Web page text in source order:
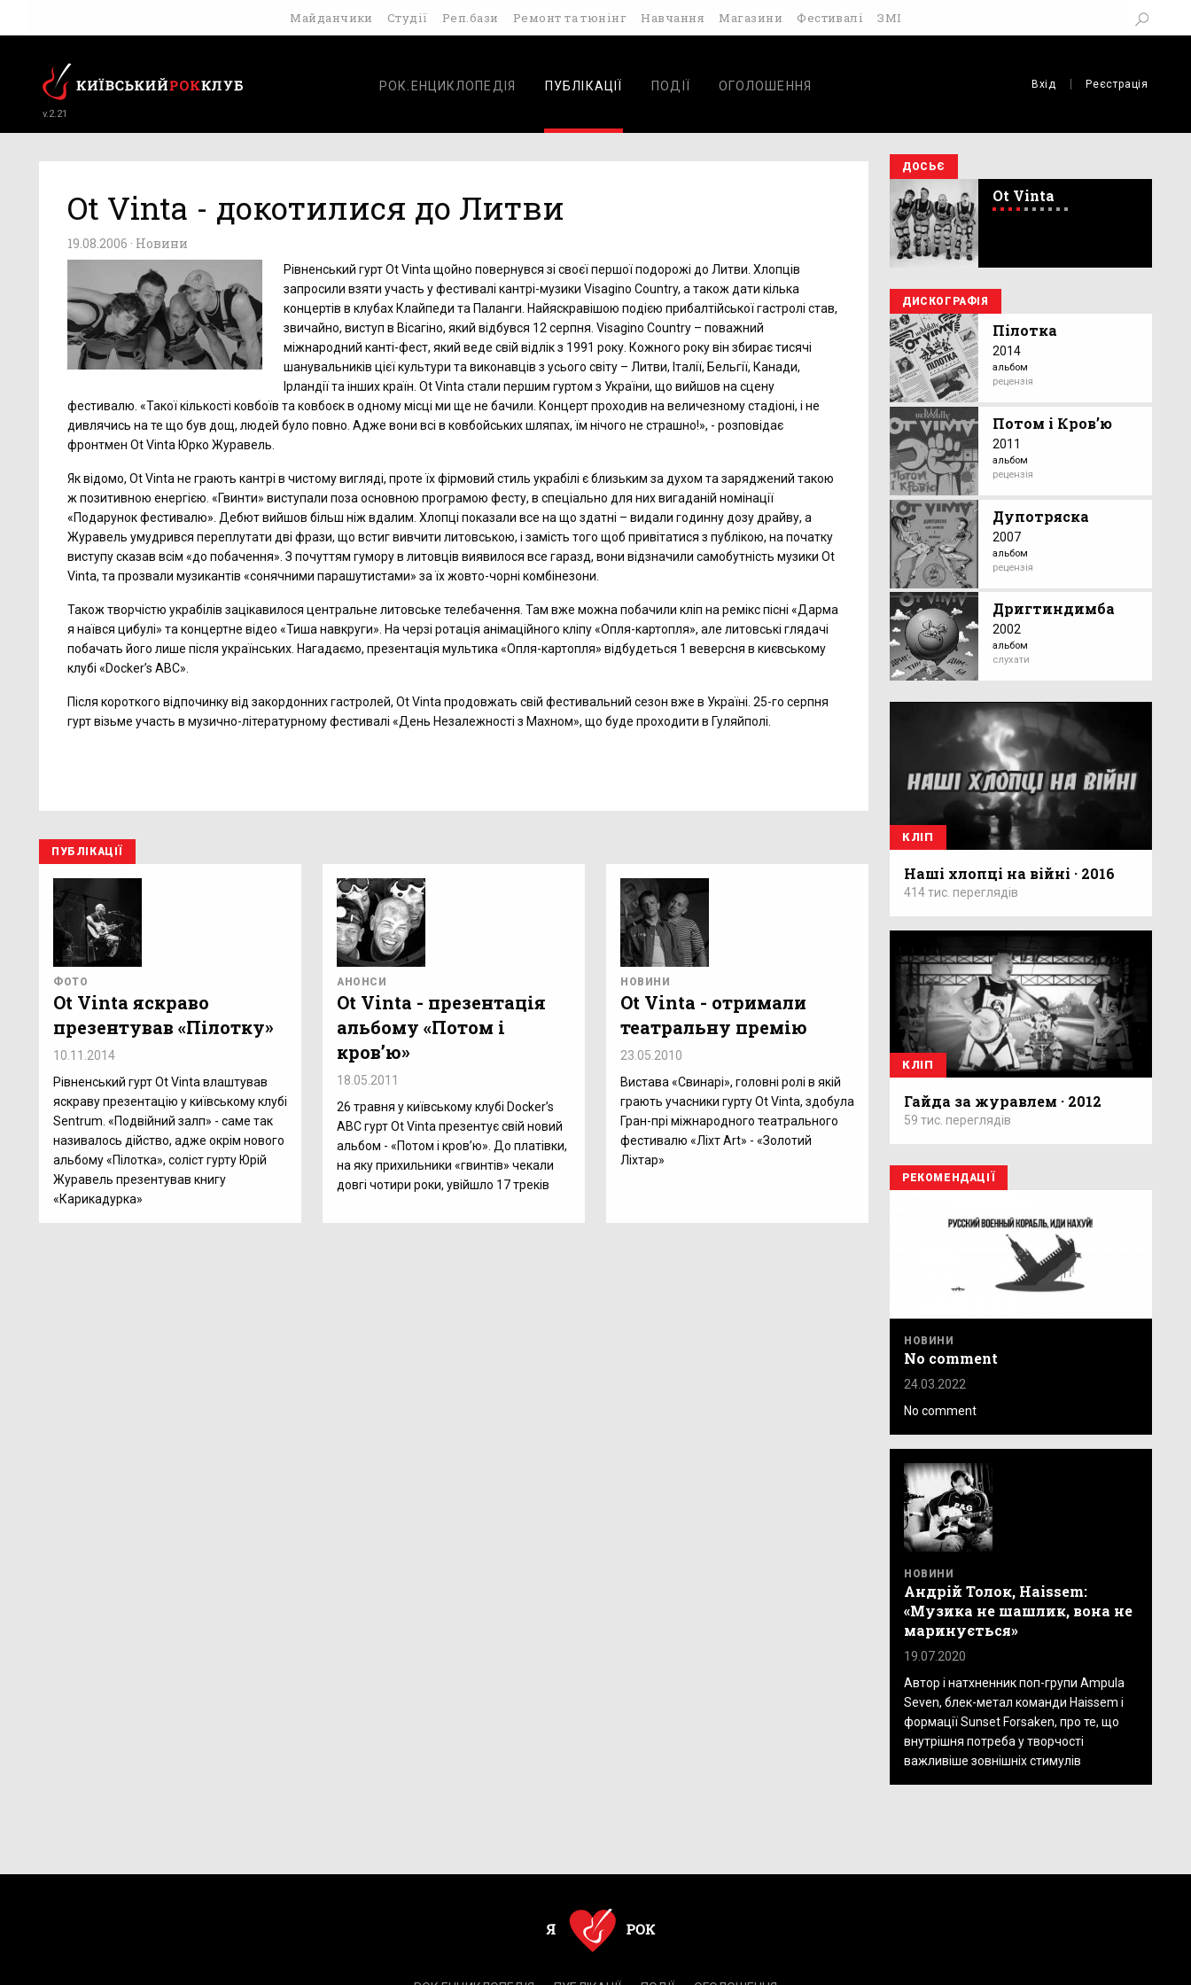
Майданчики Студії Реп.бази Ремонт та тюнінг Навчання Магазини Фестивалі ЗМІ
v.2.21
РОК.ЕНЦИКЛОПЕДІЯ ПУБЛІКАЦІЇ ПОДІЇ ОГОЛОШЕННЯ Вхід Реєстрація
Ot Vinta - докотилися до Литви
19.08.2006 · Новини
Рівненський гурт Ot Vinta щойно повернувся зі своєї першої подорожі до Литви. Хлопців
запросили взяти участь у фестивалі кантрі-музики Visagino Country, а також дати кілька
концертів в клубах Клайпеди та Паланги. Найяскравішою подією прибалтійської гастролі став,
звичайно, виступ в Вісагіно, який відбувся 12 серпня. Visagino Country – поважний
міжнародний канті-фест, який веде свій відлік з 1991 року. Кожного року він збирає тисячі
шанувальників цієї культури та виконавців з усього світу – Литви, Італії, Бельгії, Канади,
Ірландії та інших країн. Ot Vinta стали першим гуртом з України, що вийшов на сцену
фестивалю. «Такої кількості ковбоїв та ковбоєк в одному місці ми ще не бачили. Концерт проходив на величезному стадіоні, і не
дивлячись на те що був дощ, людей було повно. Адже вони всі в ковбойських шляпах, їм нічого не страшно!», - розповідає
фронтмен Ot Vinta Юрко Журавель.
Як відомо, Ot Vinta не грають кантрі в чистому вигляді, проте їх фірмовий стиль украбілі є близьким за духом та заряджений такою
ж позитивною енергією. «Гвинти» виступали поза основною програмою фесту, в спеціально для них вигаданій номінації
«Подарунок фестивалю». Дебют вийшов більш ніж вдалим. Хлопці показали все на що здатні – видали годинну дозу драйву, а
Журавель умудрився переплутати дві фрази, що встиг вивчити литовською, і замість того щоб привітатися з публікою, на початку
виступу сказав всім «до побачення». З почуттям гумору в литовців виявилося все гаразд, вони відзначили самобутність музики Ot
Vinta, та прозвали музикантів «сонячними парашутистами» за їх жовто-чорні комбінезони.
Також творчістю украбілів зацікавилося центральне литовське телебачення. Там вже можна побачили кліп на ремікс пісні «Дарма
я наївся цибулі» та концертне відео «Тиша навкруги». На черзі ротація анімаційного кліпу «Опля-картопля», але литовські глядачі
побачать його лише після українських. Нагадаємо, презентація мультика «Опля-картопля» відбудеться 1 веверсня в києвському
клубі «Docker’s ABC».
Після короткого відпочинку від закордонних гастролей, Ot Vinta продовжать свій фестивальний сезон вже в Україні. 25-го серпня
гурт візьме участь в музично-літературному фестивалі «День Незалежності з Махном», що буде проходити в Гуляйполі.
ПУБЛІКАЦІЇ
ФОТО
Ot Vinta яскраво
презентував «Пілотку»
10.11.2014
Рівненський гурт Ot Vinta влаштував
яскраву презентацію у київському клубі
Sentrum. «Подвійний залп» - саме так
називалось дійство, адже окрім нового
альбому «Пілотка», соліст гурту Юрій
Журавель презентував книгу
«Карикадурка»
АНОНСИ
Ot Vinta - презентація
альбому «Потом і
кров’ю»
18.05.2011
26 травня у київському клубі Docker’s
АВС гурт Ot Vinta презентує свій новий
альбом - «Потом і кров’ю». До платівки,
на яку прихильники «гвинтів» чекали
довгі чотири роки, увійшло 17 треків
НОВИНИ
Ot Vinta - отримали
театральну премію
23.05.2010
Вистава «Свинарі», головні ролі в якій
грають учасники гурту Ot Vinta, здобула
Гран-прі міжнародного театрального
фестивалю «Ліхт Art» - «Золотий
Ліхтар»
ДОСЬЄ
Ot Vinta
ДИСКОГРАФІЯ
Пілотка
2014
альбом
рецензія
Потом і Кров’ю
2011
альбом
рецензія
Дупотряска
2007
альбом
рецензія
Дригтиндимба
2002
альбом
слухати
КЛІП
Наші хлопці на війні · 2016
414 тис. переглядів
КЛІП
Гайда за журавлем · 2012
59 тис. переглядів
РЕКОМЕНДАЦІЇ
НОВИНИ
No comment
24.03.2022
No comment
НОВИНИ
Андрій Толок, Haissem:
«Музика не шашлик, вона не
маринується»
19.07.2020
Автор і натхненник поп-групи Ampula
Seven, блек-метал команди Haissem і
формації Sunset Forsaken, про те, що
внутрішня потреба у творчості
важливіше зовнішніх стимулів